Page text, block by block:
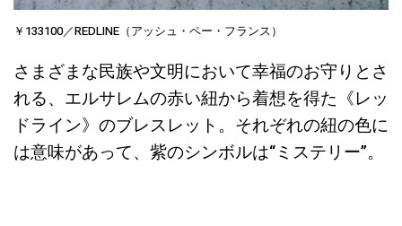
￥133100／REDLINE（アッシュ・ペー・フランス）
さまざまな民族や文明において幸福のお守りとさ
れる、エルサレムの赤い紐から着想を得た《レッ
ドライン》のブレスレット。それぞれの紐の色に
は意味があって、紫のシンボルは“ミステリー”。